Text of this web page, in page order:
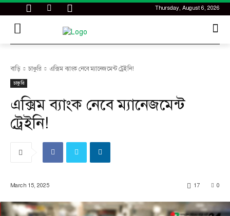
Thursday, August 6, 2026
বাড়ি চাকুরি এক্সিম ব্যাংক নেবে ম্যানেজমেন্ট ট্রেইনি!
চাকুরি
এক্সিম ব্যাংক নেবে ম্যানেজমেন্ট
ট্রেইনি!
March 15, 2025 0
17